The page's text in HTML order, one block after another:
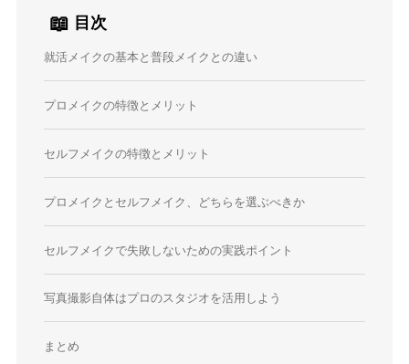
📖 目次
就活メイクの基本と普段メイクとの違い
プロメイクの特徴とメリット
セルフメイクの特徴とメリット
プロメイクとセルフメイク、どちらを選ぶべきか
セルフメイクで失敗しないための実践ポイント
写真撮影自体はプロのスタジオを活用しよう
まとめ